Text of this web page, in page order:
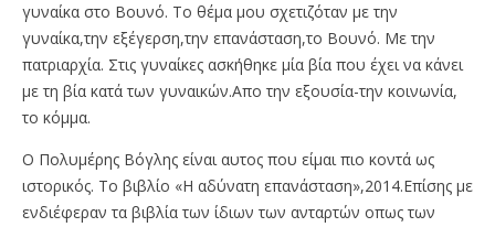
γυναίκα στο Βουνό. Το θέμα μου σχετιζόταν με την
γυναίκα,την εξέγερση,την επανάσταση,το Βουνό. Με την
πατριαρχία. Στις γυναίκες ασκήθηκε μία βία που έχει να κάνει
με τη βία κατά των γυναικών.Απο την εξουσία-την κοινωνία,
το κόμμα.
Ο Πολυμέρης Βόγλης είναι αυτος που είμαι πιο κοντά ως
ιστορικός. Το βιβλίο «Η αδύνατη επανάσταση»,2014.Επίσης με
ενδιέφεραν τα βιβλία των ίδιων των ανταρτών οπως των